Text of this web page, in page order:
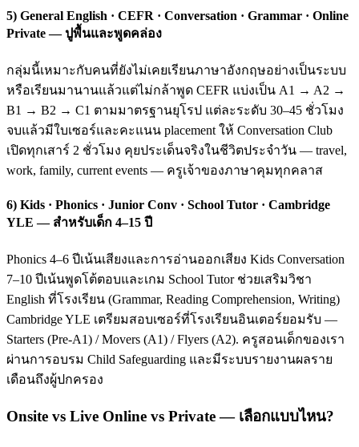
5) General English · CEFR · Conversation · Grammar · Online
Private — ปูพื้นและพูดคล่อง
กลุ่มนี้เหมาะกับคนที่ยังไม่เคยเรียนภาษาอังกฤษอย่างเป็นระบบ
หรือเรียนมานานแล้วแต่ไม่กล้าพูด CEFR แบ่งเป็น A1 → A2 →
B1 → B2 → C1 ตามมาตรฐานยุโรป แต่ละระดับ 30–45 ชั่วโมง
จบแล้วมีใบเซอร์และคะแนน placement ให้ Conversation Club
เปิดทุกเสาร์ 2 ชั่วโมง คุยประเด็นจริงในชีวิตประจำวัน — travel,
work, family, current events — ครูเจ้าของภาษาคุมทุกคลาส
6) Kids · Phonics · Junior Conv · School Tutor · Cambridge
YLE — สำหรับเด็ก 4–15 ปี
Phonics 4–6 ปีเน้นเสียงและการอ่านออกเสียง Kids Conversation
7–10 ปีเน้นพูดโต้ตอบและเกม School Tutor ช่วยเสริมวิชา
English ที่โรงเรียน (Grammar, Reading Comprehension, Writing)
Cambridge YLE เตรียมสอบเซอร์ที่โรงเรียนอินเตอร์ยอมรับ —
Starters (Pre-A1) / Movers (A1) / Flyers (A2). ครูสอนเด็กของเรา
ผ่านการอบรม Child Safeguarding และมีระบบรายงานผลราย
เดือนถึงผู้ปกครอง
Onsite vs Live Online vs Private — เลือกแบบไหน?